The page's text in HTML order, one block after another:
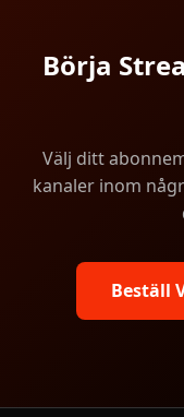
Börja
Välj ditt
kanaler inom
Beställ